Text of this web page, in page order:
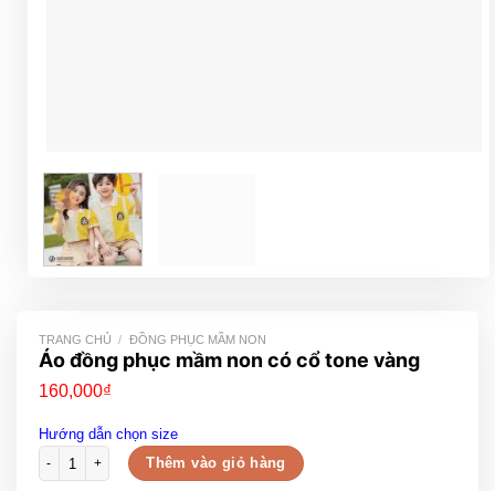
TRANG CHỦ / ĐỒNG PHỤC MẦM NON
Áo đồng phục mầm non có cổ tone vàng
160,000₫
Hướng dẫn chọn size
Áo đồng phục mầm non có cổ tone vàng số lượng
Thêm vào giỏ hàng